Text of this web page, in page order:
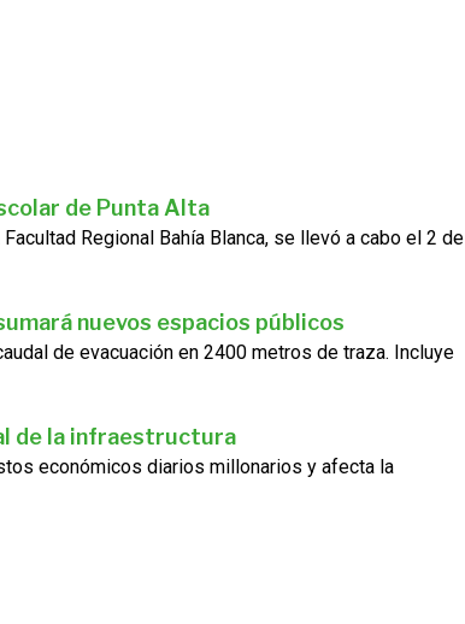
de Punta Alta
Regional Bahía Blanca, se llevó a cabo el 2 de
nuevos espacios públicos
de evacuación en 2400 metros de traza. Incluye
de la infraestructura
económicos diarios millonarios y afecta la